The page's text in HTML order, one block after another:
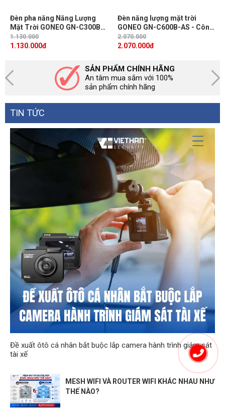
Đèn pha năng Năng Lượng
Mặt Trời GONEO GN-C300B-
AJ Công suất 12W, Hiệu suất
130 Lm/W, Pin LiFePO4 15Ah,
1.130.000
1.130.000đ
Đèn năng lượng mặt trời
GONEO GN-C600B-AS - Công
suất 21W, 64 chip LED 5054,
Pin lưu trữ 30Ah, Chiếu sáng
2.070.000
2.070.000đ
SẢN PHẨM CHÍNH HÃNG
An tâm mua sắm với 100%
sản phẩm chính hãng
TIN TỨC
Đề xuất ôtô cá nhân bắt buộc lắp camera hành trình giám sát
tài xế
MESH WIFI VÀ ROUTER WIFI KHÁC NHAU NHƯ
THẾ NÀO?